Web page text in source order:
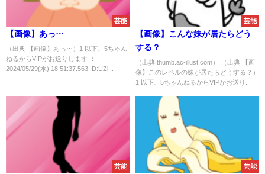
芸能
【画像】あっ⋯
（出典 【画像】あっ⋯）1 以下、5ちゃん
ねるからVIPがお送りします ：
2024/05/29(水) 18:51:37.563 ID:UZl...
芸能
【画像】こんな妹が居たらどう
する？
（出典 thumb.ac-illust.com） （出典 【画
像】このレベルの妹が居たらどうする？）
1 以下、5ちゃんねるからVIPがお送り...
芸能 芸能